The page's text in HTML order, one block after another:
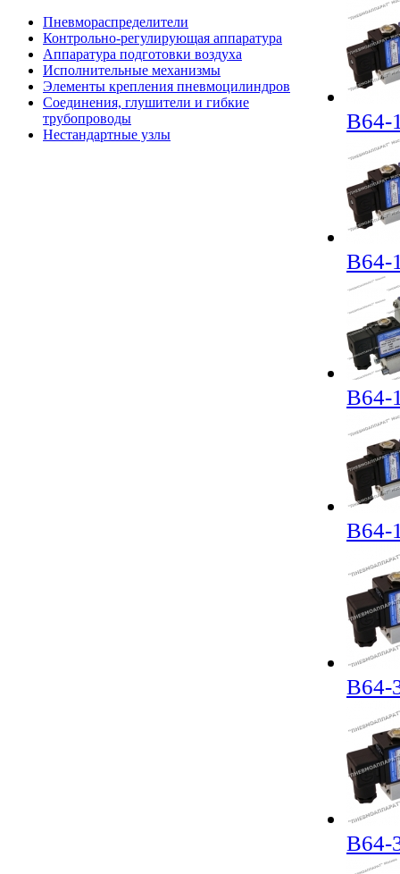
Пневмораспределители
Контрольно-регулирующая аппаратура
Аппаратура подготовки воздуха
Исполнительные механизмы
Элементы крепления пневмоцилиндров
Соединения, глушители и гибкие
трубопроводы
Нестандартные узлы
В64-
В64-
В64-
В64-
В64-
В64-